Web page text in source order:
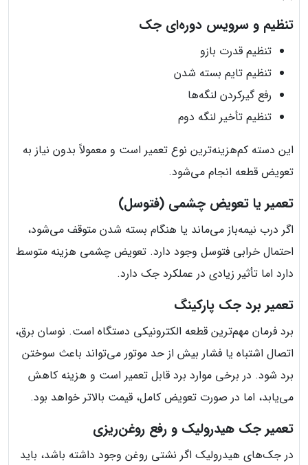
تنظیم و سرویس دوره‌ای جک
تنظیم قدرت بازو
تنظیم تایم بسته شدن
رفع گیرکردن لنگه‌ها
تنظیم تأخیر لنگه دوم
این دسته کم‌هزینه‌ترین نوع تعمیر است و معمولاً بدون نیاز به
تعویض قطعه انجام می‌شود.
تعمیر یا تعویض چشمی (فتوسل)
اگر درب نیمه‌باز می‌ماند یا هنگام بسته شدن متوقف می‌شود،
احتمال خرابی فتوسل وجود دارد. تعویض چشمی هزینه متوسط
دارد اما تأثیر زیادی در عملکرد جک دارد.
تعمیر برد جک پارکینگ
برد فرمان مهم‌ترین قطعه الکترونیکی دستگاه است. نوسان برق،
اتصال اشتباه یا فشار بیش از حد موتور می‌تواند باعث سوختن
برد شود. در برخی موارد برد قابل تعمیر است و هزینه کاهش
می‌یابد، اما در صورت تعویض کامل، قیمت بالاتر خواهد بود.
تعمیر جک هیدرولیک و رفع روغن‌ریزی
در جک‌های هیدرولیک اگر نشتی روغن وجود داشته باشد، باید